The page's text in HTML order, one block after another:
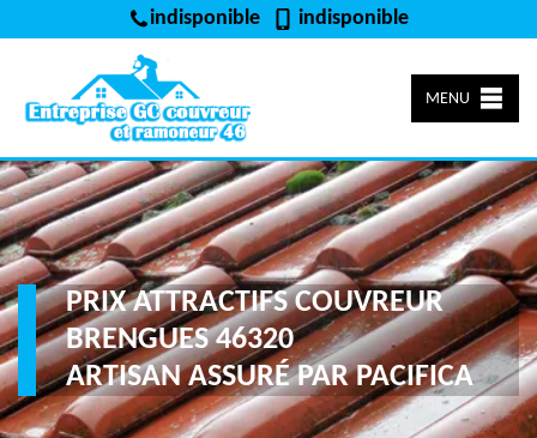
indisponible indisponible
MENU
PRIX ATTRACTIFS COUVREUR
BRENGUES 46320
ARTISAN ASSURÉ PAR PACIFICA